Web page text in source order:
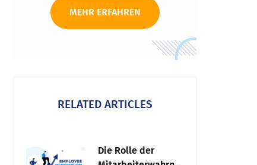
MEHR ERFAHREN
RELATED ARTICLES
Die Rolle der